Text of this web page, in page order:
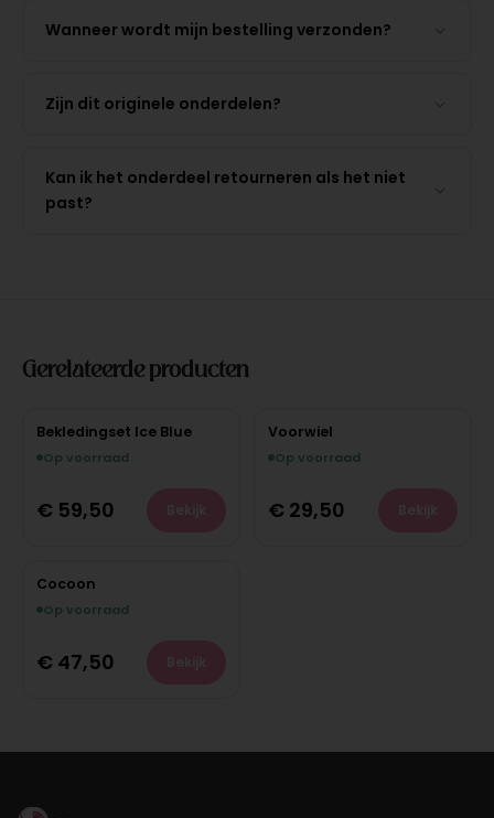
Wanneer wordt mijn bestelling verzonden?
Zijn dit originele onderdelen?
Kan ik het onderdeel retourneren als het niet
past?
Gerelateerde producten
Bekledingset Ice Blue
Op voorraad
€ 59,50
Voorwiel
Op voorraad
€ 29,50
Cocoon
Op voorraad
€ 47,50